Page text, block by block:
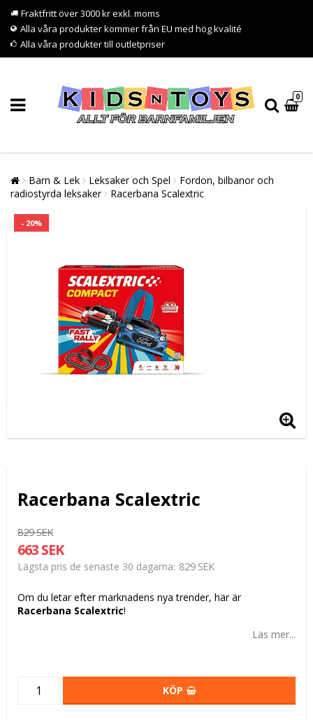
Fraktfritt över 3000 kr exkl. moms
Alla våra produkter kommer från EU med hög kvalité
Alla våra produkter till outletpriser
0
Barn & Lek Leksaker och Spel
Fordon, bilbanor och
radiostyrda leksaker
Racerbana Scalextric
- 20%
Racerbana Scalextric
829 SEK
663 SEK
Lägsta pris de senaste 30 dagarna 829 SEK
Om du letar efter marknadens nya trender, här är
Racerbana Scalextric!
Läs mer...
KÖP